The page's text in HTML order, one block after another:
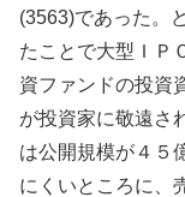
(3563)であった。
たことで大型ＩＰ
資ファンドの投資
が投資家に敬遠さ
は公開規模が４５
にくいところに、